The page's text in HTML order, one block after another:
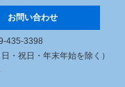
お問い合わせ
435-3398
・祝日・年末年始を除く）